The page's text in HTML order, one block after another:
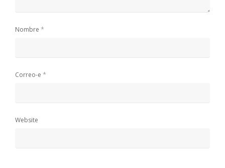
Nombre *
Correo-e *
Website